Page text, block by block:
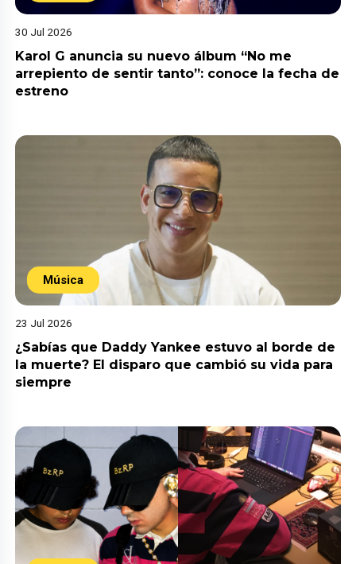
30 Jul 2026
Karol G anuncia su nuevo álbum “No me
arrepiento de sentir tanto”: conoce la fecha de
estreno
Música
23 Jul 2026
¿Sabías que Daddy Yankee estuvo al borde de
la muerte? El disparo que cambió su vida para
siempre